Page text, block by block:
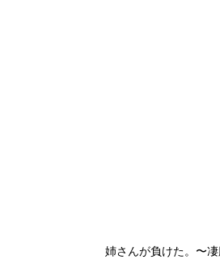
姉さんが負けた。〜